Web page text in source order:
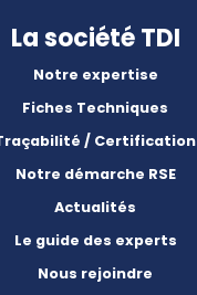
La société TDI
Notre expertise
Fiches Techniques
/ Certification
Notre démarche RSE
Actualités
Le guide des experts
Nous rejoindre